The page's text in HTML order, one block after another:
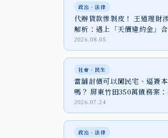
政治‧法律
代辦貸款慘剝皮！ 王道理財
解析：遇上「天價違約金」
怎麼辦？
2026.08.05
社會‧民生
當舖討債可以闖民宅、逼簽
嗎？ 屏東竹田350萬債務案
取財、強制罪與家屬自保
2026.07.24
政治‧法律